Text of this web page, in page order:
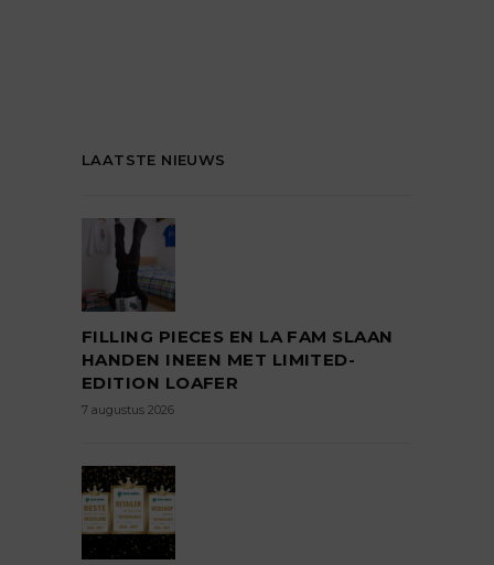
LAATSTE NIEUWS
FILLING PIECES EN LA FAM SLAAN
HANDEN INEEN MET LIMITED-
EDITION LOAFER
7 augustus 2026